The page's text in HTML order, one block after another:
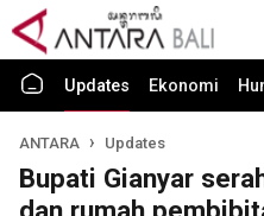
Updates Ekonomi
ANTARA Updates
Bupati Gianyar